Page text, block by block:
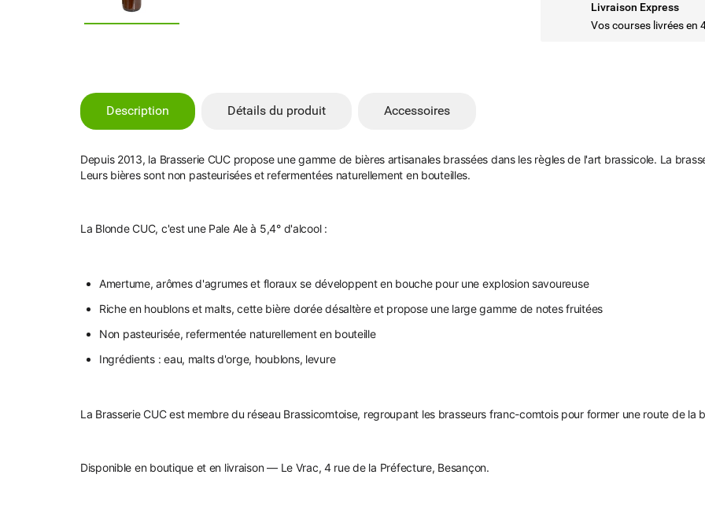
Livraison Express
Vos courses livrées en
Description Détails du produit Accessoires
Depuis 2013, la Brasserie CUC propose une gamme de bières artisanales brassées dans les règles de l'art brassicole. La
Leurs bières sont non pasteurisées et refermentées naturellement en bouteilles.
La Blonde CUC, c'est une Pale Ale à 5,4° d'alcool :
Amertume, arômes d'agrumes et floraux se développent en bouche pour une explosion savoureuse
Riche en houblons et malts, cette bière dorée désaltère et propose une large gamme de notes fruitées
Non pasteurisée, refermentée naturellement en bouteille
Ingrédients : eau, malts d'orge, houblons, levure
La Brasserie CUC est membre du réseau Brassicomtoise, regroupant les brasseurs franc-comtois pour former une route de la
Disponible en boutique et en livraison — Le Vrac, 4 rue de la Préfecture, Besançon.